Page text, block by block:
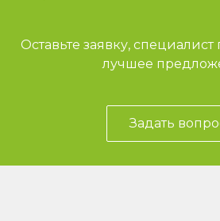
Оставьте заявку,
лучшее
Задать